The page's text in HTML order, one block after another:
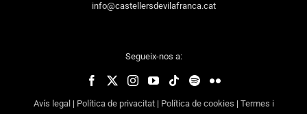
info@castellersdevilafranca.cat
Segueix-nos a:
Avís legal | Política de privacitat| Política de cookies | Termes i